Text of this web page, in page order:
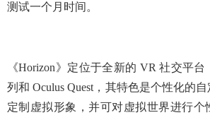
测试一个月时间。
《Horizon》定位于全新的 VR 社交平台
列和 Oculus Quest，其特色是个性化的
定制虚拟形象，并可对虚拟世界进行个